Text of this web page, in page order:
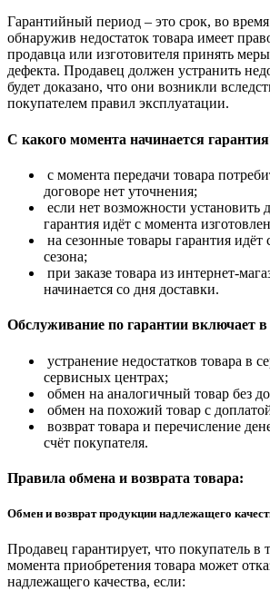
Гарантийный период – это срок, во время
обнаружив недостаток товара имеет
продавца или изготовителя принять
дефекта. Продавец должен устранить
будет доказано, что они возникли
покупателем правил эксплуатации.
С какого момента начинается
с момента передачи товара
договоре нет уточнения;
если нет возможности установить
гарантия идёт с момента
на сезонные товары гарантия идёт
сезона;
при заказе товара из интернет-
начинается со дня доставки.
Обслуживание по гарантии включает в
устранение недостатков товара в
сервисных центрах;
обмен на аналогичный товар без
обмен на похожий товар с
возврат товара и перечисление
счёт покупателя.
Правила обмена и возврата товара:
Обмен и возврат продукции надлежащего
Продавец гарантирует, что покупатель в
момента приобретения товара может
надлежащего качества, если: